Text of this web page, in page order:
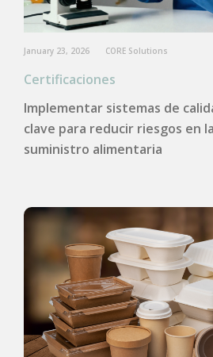
January 23, 2026 CORE Solutions
Certificaciones
Implementar sistemas de
clave para reducir riesgos en
suministro alimentaria